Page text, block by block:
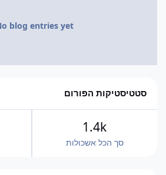
blog entries yet
סטטיסטיקות הפורום
סך הכל אשכולות
1.4k